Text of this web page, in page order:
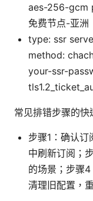
aes-256-gcm
免费节点-亚洲
type: ssr
method:
your-ssr-
常见排错步骤的快
步骤1：确认
中刷新订阅；
的场景；步骤4
清理旧配置，